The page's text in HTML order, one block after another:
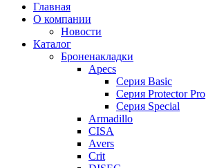
Главная
О компании
Новости
Каталог
Броненакладки
Apecs
Серия Basic
Серия Protector Pro
Серия Special
Armadillo
CISA
Avers
Crit